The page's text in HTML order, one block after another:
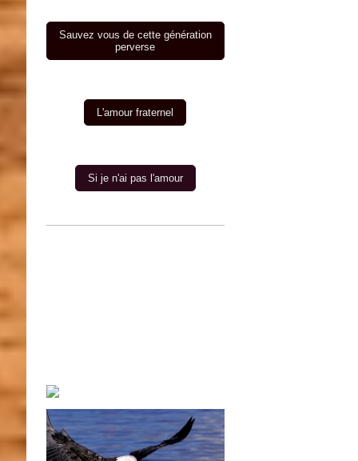
Sauvez vous de cette génération
perverse
L'amour fraternel
Si je n'ai pas l'amour